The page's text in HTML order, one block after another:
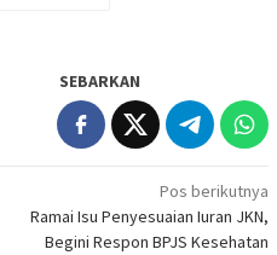
SEBARKAN
Pos berikutnya
Ramai Isu Penyesuaian Iuran JKN,
Begini Respon BPJS Kesehatan